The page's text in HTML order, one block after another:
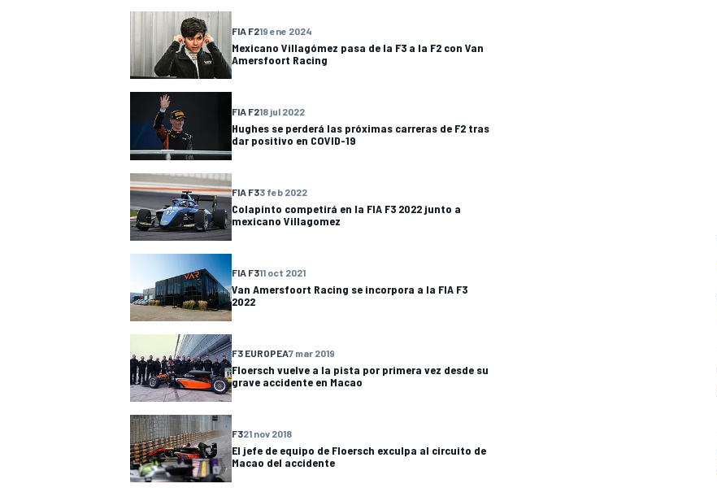
NASCAR CUP
FÓRMULA E
FIA F219 ene 2024
Mexicano Villagómez pasa de la F3 a la F2 con Van
Amersfoort Racing
FIA F218 jul 2022
Hughes se perderá las próximas carreras de F2 tras
dar positivo en COVID-19
FIA F33 feb 2022
Colapinto competirá en la FIA F3 2022 junto a
mexicano Villagomez
FIA F311 oct 2021
Van Amersfoort Racing se incorpora a la FIA F3
2022
F3 EUROPEA7 mar 2019
Floersch vuelve a la pista por primera vez desde su
grave accidente en Macao
F321 nov 2018
El jefe de equipo de Floersch exculpa al circuito de
Macao del accidente